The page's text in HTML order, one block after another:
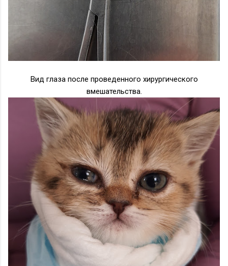
Вид глаза после проведенного хирургического
вмешательства.